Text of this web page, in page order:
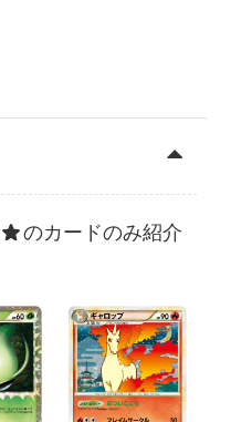
のカードのみ紹介